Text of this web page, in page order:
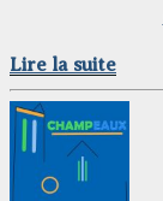
Lire la suite